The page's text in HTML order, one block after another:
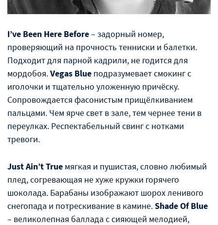
I’ve Been Here Before– задорный номер,
проверяющий на прочность тенниски и балетки.
Подходит для парной кадрили, не годится для
мордобоя.Vegas Blue подразумевает смокинг с
иголочки и тщательно уложенную причëску.
Сопровождается фасонистым прищëлкиванием
пальцами. Чем ярче свет в зале, тем чернее тени в
переулках. Респектабельный свинг с нотками
тревоги.
Just Ain’t True мягкая и пушистая, словно любимый
плед, согревающая не хуже кружки горячего
шоколада. Барабаны изображают шорох ленивого
снегопада и потрескивание в камине.Shade Of Blue
– великолепная баллада с сияющей мелодией,